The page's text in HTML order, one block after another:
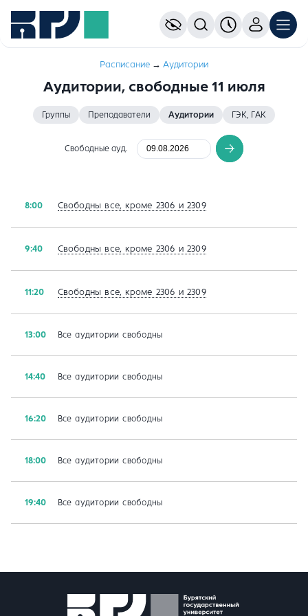
Расписание → Aудитории
Аудитории, свободные 11 июля
Группы Преподаватели Аудитории ГЭК, ГАК
Свободные ауд.
8:00 Свободны все, кроме 2306 и 2309
9:40 Свободны все, кроме 2306 и 2309
11:20 Свободны все, кроме 2306 и 2309
13:00 Все аудитории свободны
14:40 Все аудитории свободны
16:20 Все аудитории свободны
18:00 Все аудитории свободны
19:40 Все аудитории свободны